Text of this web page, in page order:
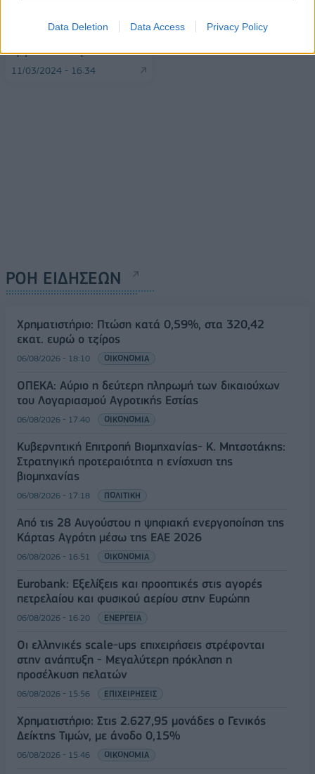
Data Deletion Data Access Privacy Policy
καταπολέμηση της βίας και
εργασιακό χώρο
11/03/2024 - 16:34
ΡΟΗ ΕΙΔΗΣΕΩΝ
Χρηματιστήριο: Πτώση κατά 0,59%, στα 320,42
εκατ. ευρώ ο τζίρος
06/08/2026 - 18:10 ΟΙΚΟΝΟΜΙΑ
ΟΠΕΚΑ: Αύριο η δεύτερη πληρωμή των δικαιούχων
του Λογαριασμού Αγροτικής Εστίας
06/08/2026 - 17:40 ΟΙΚΟΝΟΜΙΑ
Κυβερνητική Επιτροπή Βιομηχανίας- Κ. Μητσοτάκης:
Στρατηγική προτεραιότητα η ενίσχυση της
βιομηχανίας
06/08/2026 - 17:18 ΠΟΛΙΤΙΚΗ
Από τις 28 Αυγούστου η ψηφιακή ενεργοποίηση της
Κάρτας Αγρότη μέσω της ΕΑΕ 2026
06/08/2026 - 16:51 ΟΙΚΟΝΟΜΙΑ
Eurobank: Εξελίξεις και προοπτικές στις αγορές
πετρελαίου και φυσικού αερίου στην Ευρώπη
06/08/2026 - 16:20 ΕΝΕΡΓΕΙΑ
Οι ελληνικές scale-ups επιχειρήσεις στρέφονται
στην ανάπτυξη - Μεγαλύτερη πρόκληση η
προσέλκυση πελατών
06/08/2026 - 15:56 ΕΠΙΧΕΙΡΗΣΕΙΣ
Χρηματιστήριο: Στις 2.627,95 μονάδες ο Γενικός
Δείκτης Τιμών, με άνοδο 0,15%
06/08/2026 - 15:46 ΟΙΚΟΝΟΜΙΑ